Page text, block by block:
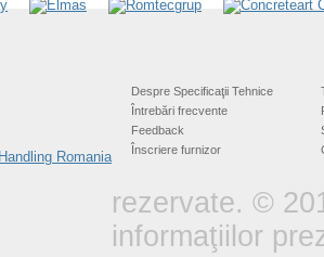
Despre Specificaţii Tehnice
Întrebări frecvente
Feedback
Înscriere furnizor
rezervate. ©
informaţiilor